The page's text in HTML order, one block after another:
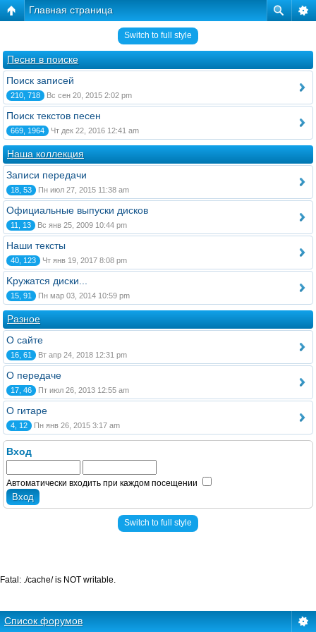
Главная страница
Switch to full style
Песня в поиске
Поиск записей
210, 718 Вс сен 20, 2015 2:02 pm
Поиск текстов песен
669, 1964 Чт дек 22, 2016 12:41 am
Наша коллекция
Записи передачи
18, 53 Пн июл 27, 2015 11:38 am
Официальные выпуски дисков
11, 13 Вс янв 25, 2009 10:44 pm
Наши тексты
40, 123 Чт янв 19, 2017 8:08 pm
Kружатся диски...
15, 91 Пн мар 03, 2014 10:59 pm
Разное
О сайте
16, 61 Вт апр 24, 2018 12:31 pm
О передаче
17, 46 Пт июл 26, 2013 12:55 am
О гитаре
4, 12 Пн янв 26, 2015 3:17 am
Вход
Автоматически входить при каждом посещении
Switch to full style
Список форумов
Fatal: ./cache/ is NOT writable.